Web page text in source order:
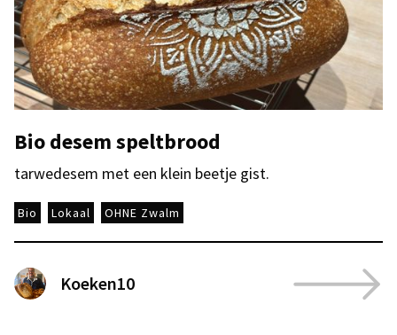
Bio desem speltbrood
tarwedesem met een klein beetje gist.
Bio Lokaal OHNE Zwalm
Koeken10